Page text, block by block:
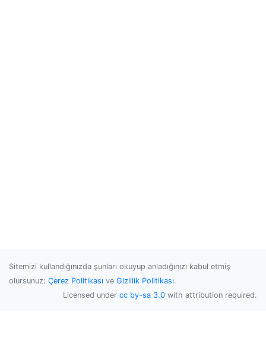
Sitemizi kullandığınızda şunları okuyup anladığınızı kabul etmiş
olursunuz: Çerez Politikası ve Gizlilik Politikası.
Licensed under cc by-sa 3.0 with attribution required.